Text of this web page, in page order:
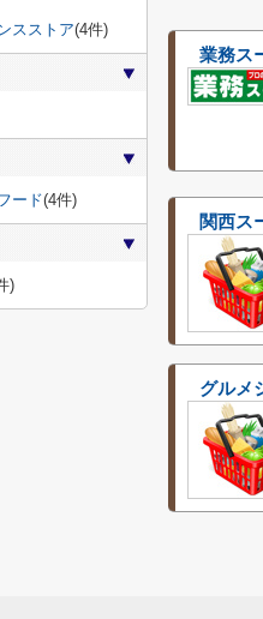
業務ス
関西ス
グルメ
スストア(4件)
ード(4件)
)